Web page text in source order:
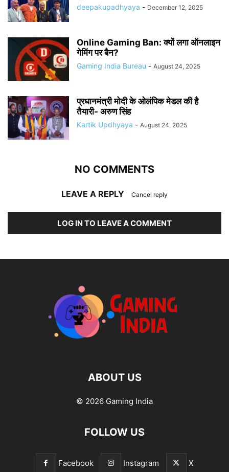
deepakupadhyaya - December 12, 2025
Online Gaming Ban: क्यों लगा ऑनलाइन
गेमिंग पर बैन?
Gaming India Bureau - August 24, 2025
प्रधानमंत्री मोदी के ओलंपिक मेडल की है
तैयारी- अरुण सिंह
Kartik Updhyaya - August 24, 2025
NO COMMENTS
LEAVE A REPLY Cancel reply
LOG IN TO LEAVE A COMMENT
ABOUT US
© 2026 Gaming India
FOLLOW US
Facebook Instagram X